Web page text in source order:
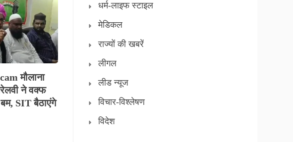
मौलाना
ने वक्फ
बम, SIT बैठाएंगे
धर्म-लाइफ स्टाइल
मेडिकल
राज्यों की खबरें
लीगल
लीड न्यूज
विचार-विश्लेषण
विदेश